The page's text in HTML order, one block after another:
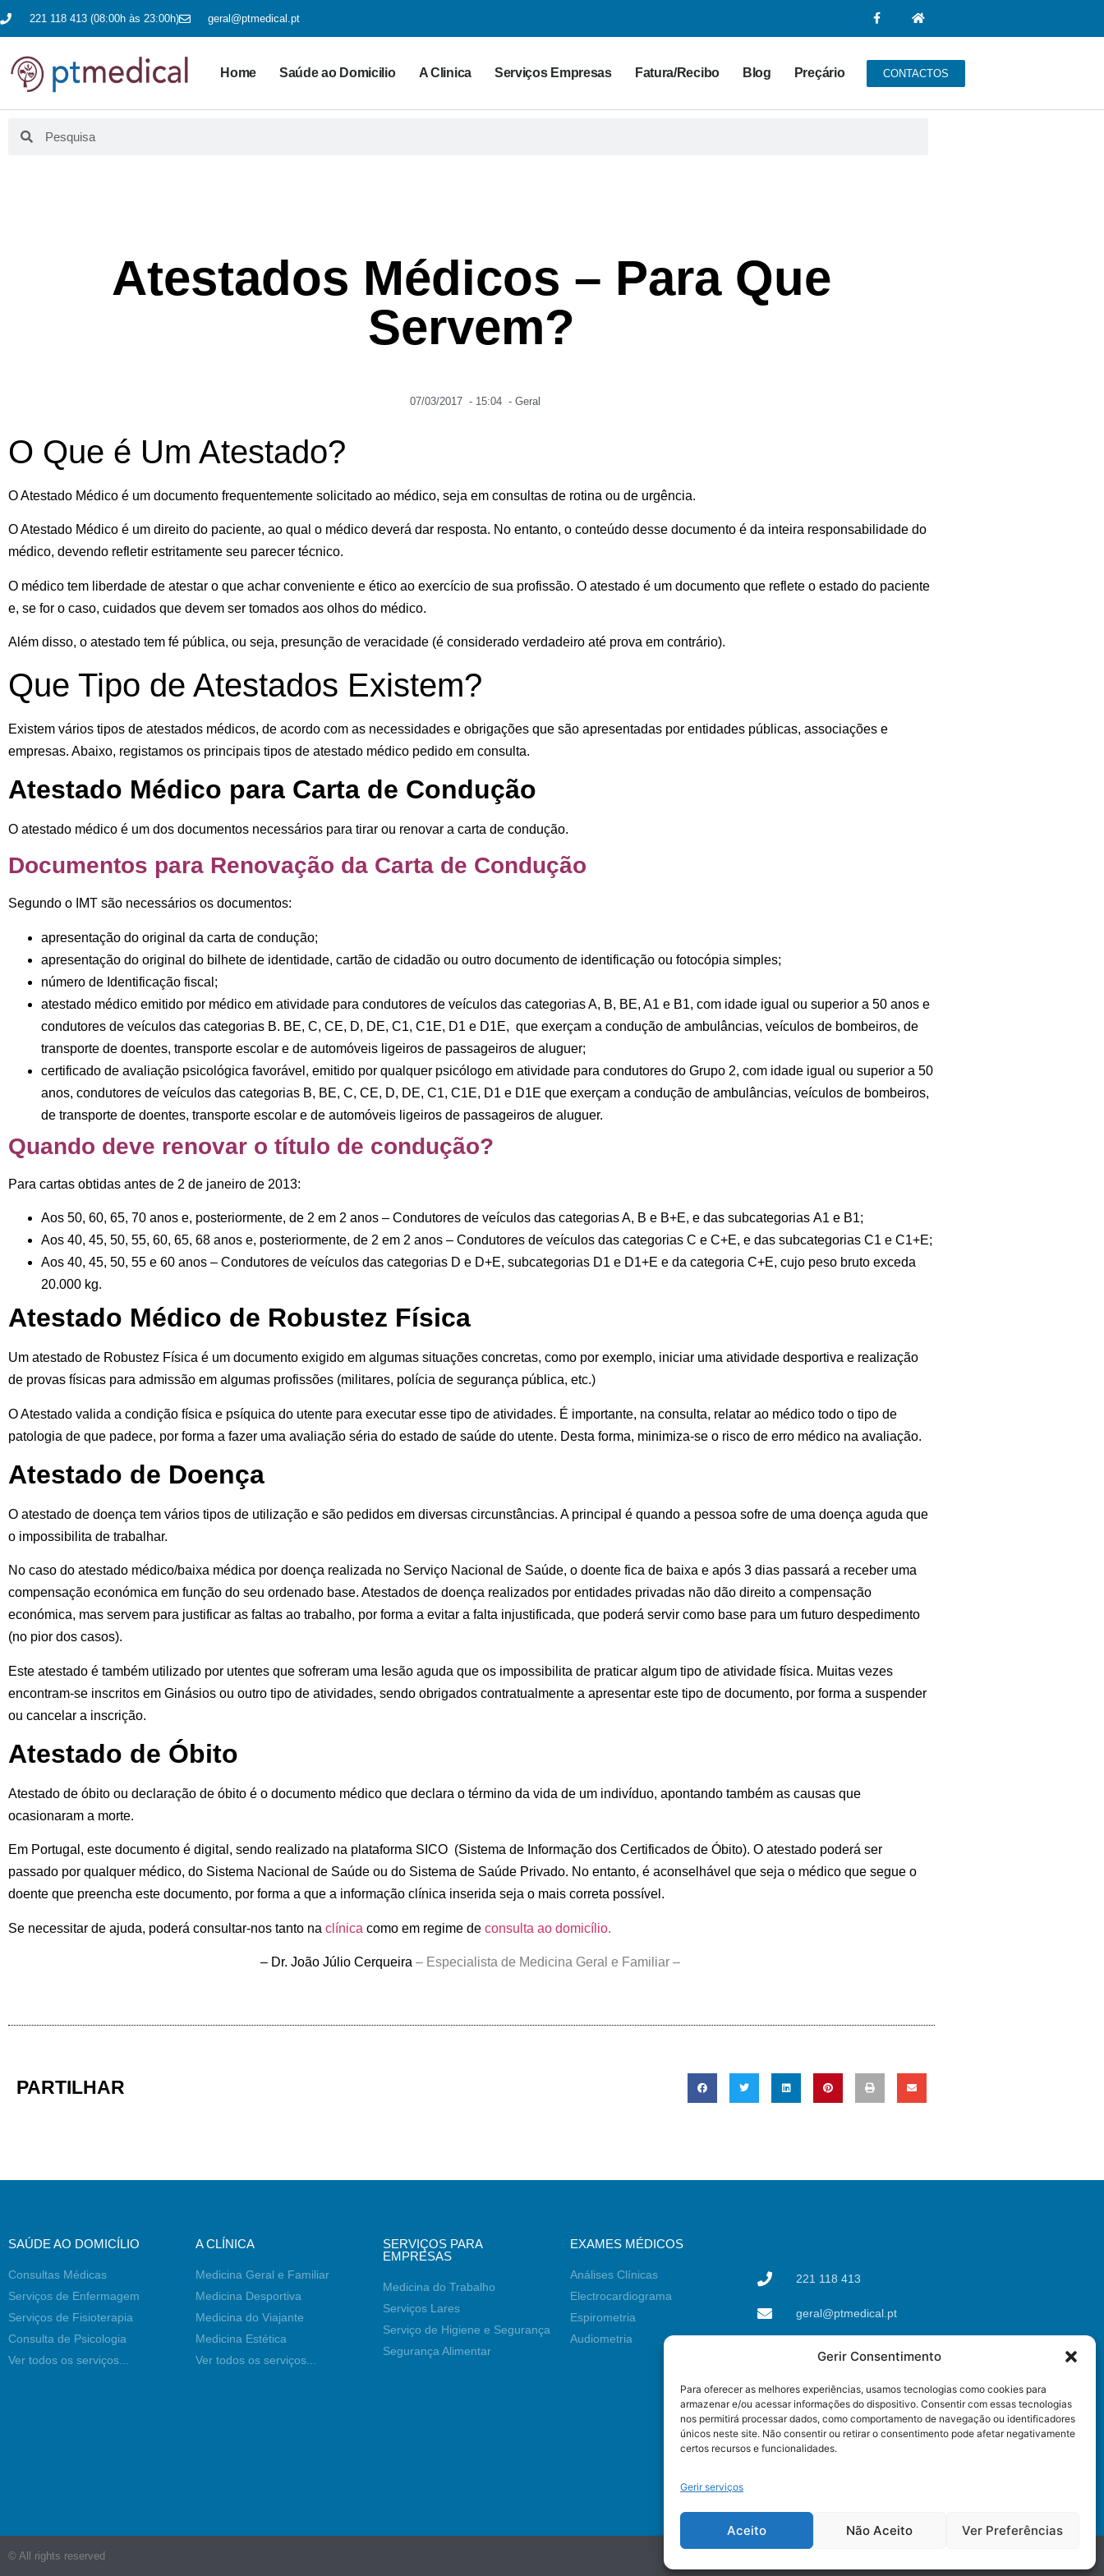
Gerir Consentimento
Para oferecer as melhores experiências, usamos tecnologias como cookies para
armazenar e/ou acessar informações do dispositivo. Consentir com essas tecnologias
nos permitirá processar dados, como comportamento de navegação ou identificadores
únicos neste site. Não consentir ou retirar o consentimento pode afetar negativamente
certos recursos e funcionalidades.
Gerir serviços
Aceito Não Aceito Ver Preferências
221 118 413 (08:00h às 23:00h) geral@ptmedical.pt
Home Saúde ao Domicilio A Clinica Serviços Empresas Fatura/Recibo Blog Preçário CONTACTOS
Atestados Médicos – Para Que
Servem?
07/03/2017 - 15:04 - Geral
O Que é Um Atestado?
O Atestado Médico é um documento frequentemente solicitado ao médico, seja em consultas de rotina ou de urgência.
O Atestado Médico é um direito do paciente, ao qual o médico deverá dar resposta. No entanto, o conteúdo desse documento é da inteira responsabilidade do
médico, devendo refletir estritamente seu parecer técnico.
O médico tem liberdade de atestar o que achar conveniente e ético ao exercício de sua profissão. O atestado é um documento que reflete o estado do paciente
e, se for o caso, cuidados que devem ser tomados aos olhos do médico.
Além disso, o atestado tem fé pública, ou seja, presunção de veracidade (é considerado verdadeiro até prova em contrário).
Que Tipo de Atestados Existem?
Existem vários tipos de atestados médicos, de acordo com as necessidades e obrigações que são apresentadas por entidades públicas, associações e
empresas. Abaixo, registamos os principais tipos de atestado médico pedido em consulta.
Atestado Médico para Carta de Condução
O atestado médico é um dos documentos necessários para tirar ou renovar a carta de condução.
Documentos para Renovação da Carta de Condução
Segundo o IMT são necessários os documentos:
apresentação do original da carta de condução;
apresentação do original do bilhete de identidade, cartão de cidadão ou outro documento de identificação ou fotocópia simples;
número de Identificação fiscal;
atestado médico emitido por médico em atividade para condutores de veículos das categoriasA, B, BE, A1 e B1, com idade igual ou superior a 50 anos e
condutores de veículos das categorias B. BE, C, CE, D, DE, C1, C1E, D1 e D1E, que exerçam a condução de ambulâncias, veículos de bombeiros, de
transporte de doentes, transporte escolar e de automóveis ligeiros de passageiros de aluguer;
certificado de avaliação psicológica favorável, emitido por qualquer psicólogo em atividade para condutores do Grupo 2, com idade igual ou superior a 50
anos, condutores de veículos das categorias B, BE, C, CE, D, DE, C1, C1E, D1 e D1E que exerçam a condução de ambulâncias, veículos de bombeiros,
de transporte de doentes, transporte escolar e de automóveis ligeiros de passageiros de aluguer.
Quando deve renovar o título de condução?
Para cartas obtidas antes de 2 de janeiro de 2013:
Aos 50, 60, 65, 70 anos e, posteriormente, de 2 em 2 anos – Condutores de veículos das categoriasA, B e B+E, e das subcategorias A1 e B1;
Aos 40, 45, 50, 55, 60, 65, 68 anos e, posteriormente, de 2 em 2 anos – Condutores de veículos das categorias C e C+E, e das subcategorias C1 e C1+E;
Aos 40, 45, 50, 55 e 60 anos – Condutores de veículos das categorias D e D+E, subcategorias D1 e D1+E e da categoria C+E, cujo peso bruto exceda
20.000 kg.
Atestado Médico de Robustez Física
Um atestado de Robustez Física é um documento exigido em algumas situações concretas, como por exemplo, iniciar uma atividade desportiva e realização
de provas físicas para admissão em algumas profissões (militares, polícia de segurança pública, etc.)
O Atestado valida a condição física e psíquica do utente para executar esse tipo de atividades. É importante, na consulta, relatar ao médico todo o tipo de
patologia de que padece, por forma a fazer uma avaliação séria do estado de saúde do utente. Desta forma, minimiza-se o risco de erro médico na avaliação.
Atestado de Doença
O atestado de doença tem vários tipos de utilização e são pedidos em diversas circunstâncias. A principal é quando a pessoa sofre de uma doença aguda que
o impossibilita de trabalhar.
No caso do atestado médico/baixa médica por doença realizada no Serviço Nacional de Saúde, o doente fica de baixa e após 3 dias passará a receber uma
compensação económica em função do seu ordenado base. Atestados de doença realizados por entidades privadas não dão direito a compensação
económica, mas servem para justificar as faltas ao trabalho, por forma a evitar a falta injustificada, que poderá servir como base para um futuro despedimento
(no pior dos casos).
Este atestado é também utilizado por utentes que sofreram uma lesão aguda que os impossibilita de praticar algum tipo de atividade física. Muitas vezes
encontram-se inscritos em Ginásios ou outro tipo de atividades, sendo obrigados contratualmente a apresentar este tipo de documento, por forma a suspender
ou cancelar a inscrição.
Atestado de Óbito
Atestado de óbito ou declaração de óbito é o documento médico que declara o término da vida de um indivíduo, apontando também as causas que
ocasionaram a morte.
Em Portugal, este documento é digital, sendo realizado na plataforma SICO (Sistema de Informação dos Certificados de Óbito). O atestado poderá ser
passado por qualquer médico, do Sistema Nacional de Saúde ou do Sistema de Saúde Privado. No entanto, é aconselhável que seja o médico que segue o
doente que preencha este documento, por forma a que a informação clínica inserida seja o mais correta possível.
Se necessitar de ajuda, poderá consultar-nos tanto na clínica como em regime de consulta ao domicílio.
– Dr. João Júlio Cerqueira –Especialista de Medicina Geral e Familiar–
PARTILHAR
SAÚDE AO DOMICÍLIO
Consultas Médicas
Serviços de Enfermagem
Serviços de Fisioterapia
Consulta de Psicologia
Ver todos os serviços...
A CLÍNICA
Medicina Geral e Familiar
Medicina Desportiva
Medicina do Viajante
Medicina Estética
Ver todos os serviços...
SERVIÇOS PARA
EMPRESAS
Medicina do Trabalho
Serviços Lares
Serviço de Higiene e Segurança
Segurança Alimentar
EXAMES MÉDICOS
Análises Clínicas
Electrocardiograma
Espirometria
Audiometria
221 118 413
geral@ptmedical.pt
4425-051 Águas Santas,
© All rights reserved
Some resources used on this page were created by